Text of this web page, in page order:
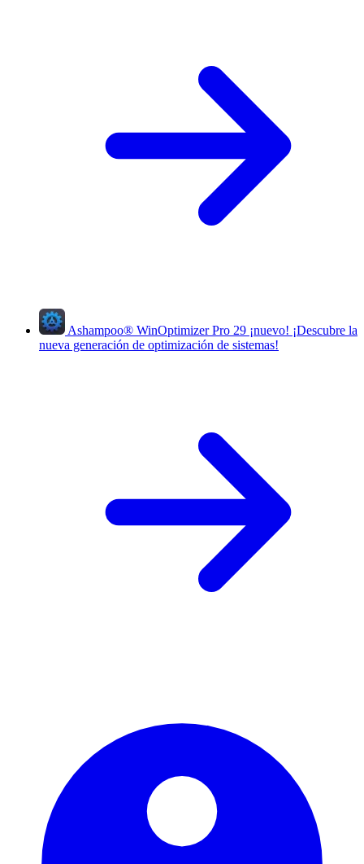
Ashampoo® WinOptimizer Pro 29 ¡nuevo! ¡Descubre la
nueva generación de optimización de sistemas!